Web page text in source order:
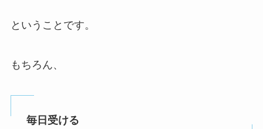
ということです。
もちろん、
毎日受ける